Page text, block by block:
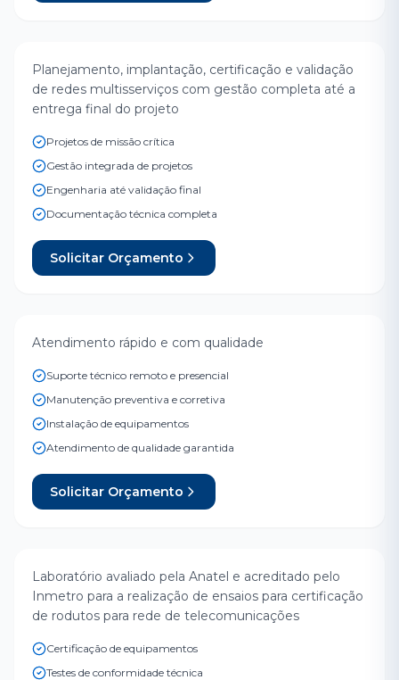
IMPLANTAÇÃO FIM A FIM
Planejamento, implantação, certificação e validação
de redes multisserviços com gestão completa até a
entrega final do projeto
Projetos de missão crítica
Gestão integrada de projetos
Engenharia até validação final
Documentação técnica completa
Solicitar Orçamento
OPERAÇÃO 24/7
Atendimento rápido e com qualidade
Suporte técnico remoto e presencial
Manutenção preventiva e corretiva
Instalação de equipamentos
Atendimento de qualidade garantida
Solicitar Orçamento
CERTIFICAÇÃO ANATEL
Laboratório avaliado pela Anatel e acreditado pelo
Inmetro para a realização de ensaios para certificação
de rodutos para rede de telecomunicações
Certificação de equipamentos
Testes de conformidade técnica